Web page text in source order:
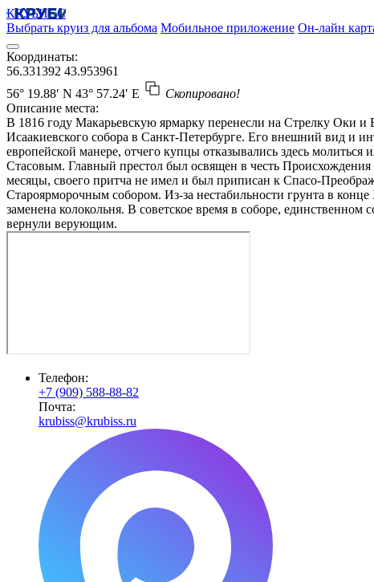
КРУБИСС
Выбрать круиз для альбома Мобильное приложение Он-лайн
Координаты:
56.331392 43.953961
56° 19.88′ N 43° 57.24′ E
Скопировано!
Описание места:
В 1816 году Макарьевскую ярмарку перенесли на Стрелку Оки и
Исаакиевского собора в Санкт-Петербурге. Его внешний вид и
европейской манере, отчего купцы отказывались здесь
Стасовым. Главный престол был освящен в честь
месяцы, своего притча не имел и был приписан к Спасо-
Староярморочным собором. Из-за нестабильности грунта в
заменена колокольня. В советское время в соборе,
вернули верующим.
Телефон:
+7 (909) 588-88-82
Почта:
krubiss@krubiss.ru